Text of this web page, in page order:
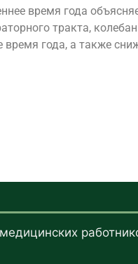
время года
тракта,
года, а также